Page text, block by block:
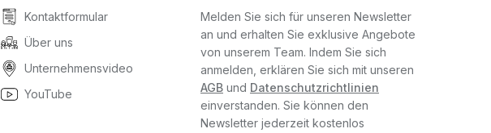
Kontaktformular
Über uns
Unternehmensvideo
YouTube
Melden Sie sich für unseren Newsletter
an und erhalten Sie exklusive Angebote
von unserem Team. Indem Sie sich
anmelden, erklären Sie sich mit unseren
AGB und Datenschutzrichtlinien
einverstanden. Sie können den
Newsletter jederzeit kostenlos